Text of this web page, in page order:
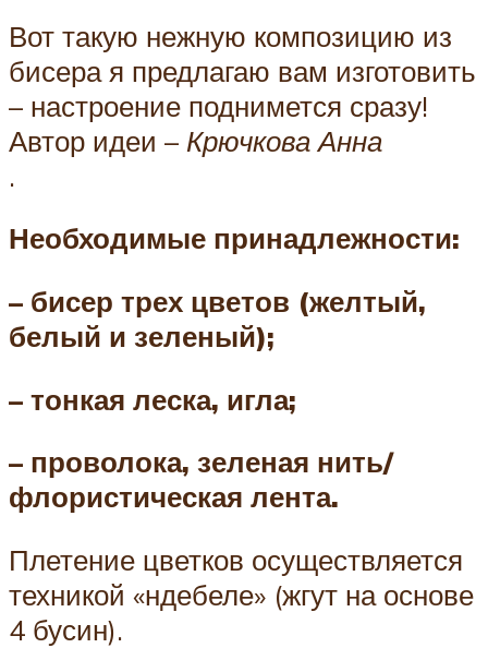
Вот такую нежную композицию из
бисера я предлагаю вам изготовить
– настроение поднимется сразу!
Автор идеи – Крючкова Анна
.
Необходимые принадлежности:
– бисер трех цветов (желтый,
белый и зеленый);
– тонкая леска, игла;
– проволока, зеленая нить/
флористическая лента.
Плетение цветков осуществляется
техникой «ндебеле» (жгут на основе
4 бусин).